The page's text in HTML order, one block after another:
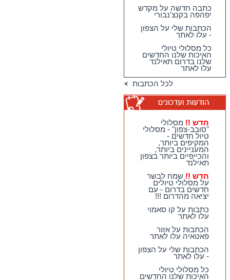
כתבה חדשה על מקדש
יפהפה בקנצ'נבורי
הכתבות שלי על הצפון
- עלו לאתר
כל מסלולי טיולי
האיכות שלנו החדשים
שלנו בדרום תאילנד
עלו לאתר
מגוון גדול וחדש של
טיולי האיכות שלנו
טיולי יום מהואה הין -
מבחר גדול של
מסלולים כייפיים
וחווייתיים לנופשים
בהואה הין !!
חדש !!מסלולי
"סובב-צפון" - מסלולי
טיול חדשים - המקיפים
ביותר, המעניינים
ביותר, והכייפיים ביותר
בצפון תאילנד
חדש !! שמח לבשר על
מסלולי טיולים חדשים
בדרום - עם יציאה
מהדרום !!!
לכל הכתבות
חדש !! מסלולי
"סובב-צפון" - מסלולי
טיול חדשים -
המקיפים ביותר,
המעניינים ביותר,
והכייפיים ביותר בצפון
תאילנד
חדש !! שמח לבשר
על מסלולי טיולים
חדשים בדרום - עם
יציאה מהדרום !!!
כתבות על קו סאמוי
עלו לאתר
הכתבות על אזור
פאטאיה עלו לאתר
הכתבות שלי על הצפון
- עלו לאתר
כל מסלולי טיולי
האיכות שלנו החדשים